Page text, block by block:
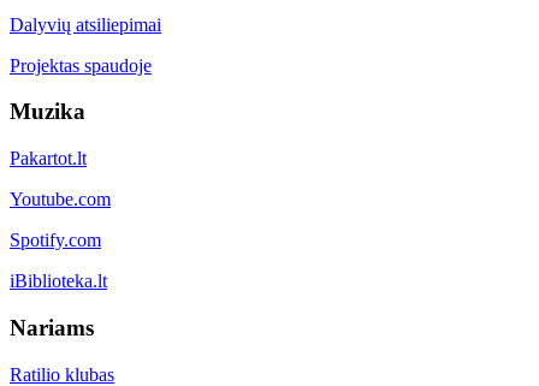
Dalyvių atsiliepimai
Projektas spaudoje
Muzika
Pakartot.lt
Youtube.com
Spotify.com
iBiblioteka.lt
Nariams
Ratilio klubas